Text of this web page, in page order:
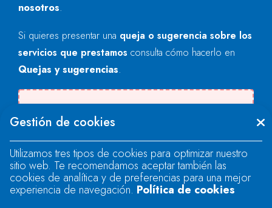
nosotros.
Si quieres presentar una queja o sugerencia sobre los
servicios que prestamos consulta cómo hacerlo en
Quejas y sugerencias.
"text".
Se produjo un error al cargar el campo
"text".
Gestión de cookies
Utilizamos tres tipos de cookies para optimizar nuestro
sitio web. Te recomendamos aceptar también las
cookies de analítica y de preferencias para una mejor
experiencia de navegación. Política de cookies